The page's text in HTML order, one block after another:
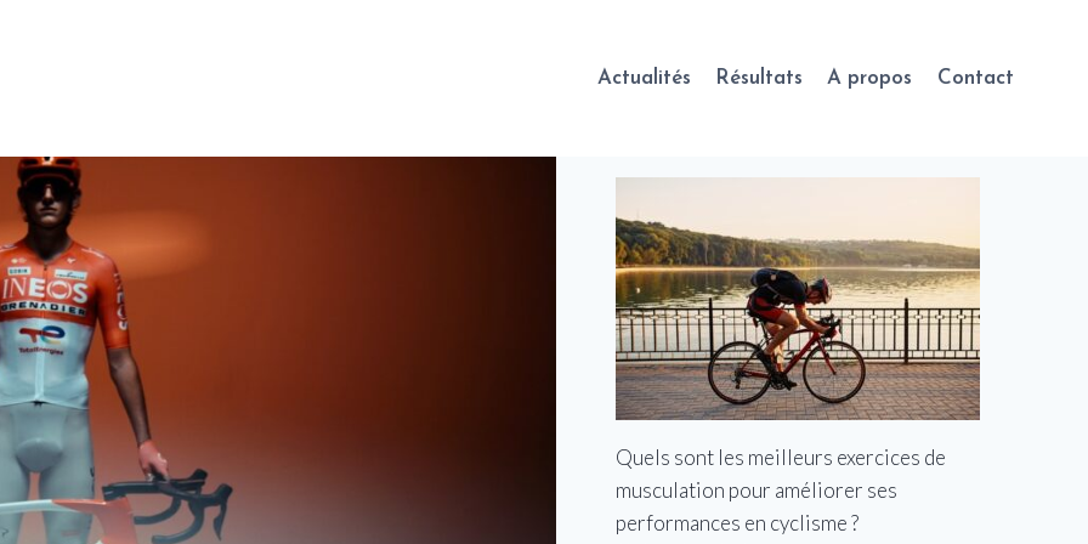
Actualités Résultats A propos Contact
Quels sont les meilleurs exercices de
musculation pour améliorer ses
performances en cyclisme ?